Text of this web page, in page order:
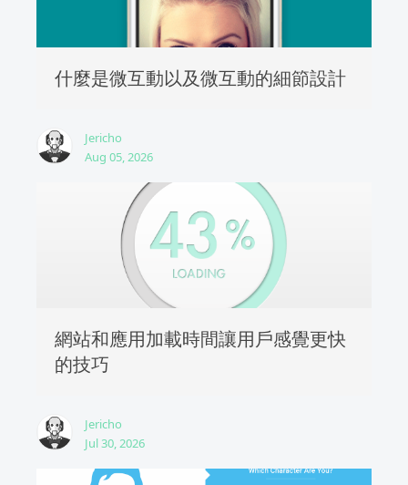
什麼是微互動以及微互動的細節設計
Jericho
Aug 05, 2026
網站和應用加載時間讓用戶感覺更快
的技巧
Jericho
Jul 30, 2026